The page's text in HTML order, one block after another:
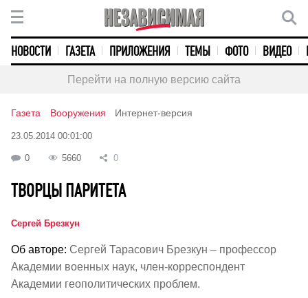
НОВОСТИ ГАЗЕТА ПРИЛОЖЕНИЯ ТЕМЫ ФОТО ВИДЕО
Перейти на полную версию сайта
Газета Вооружения Интернет-версия
23.05.2014 00:01:00
0 5660 0
ТВОРЦЫ ПАРИТЕТА
Сергей Брезкун
Об авторе: Сергей Тарасович Брезкун – профессор
Академии военных наук, член-корреспондент
Академии геополитических проблем.